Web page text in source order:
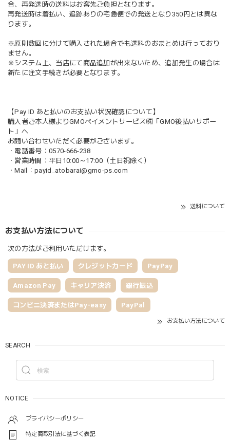
合、再発送時の送料はお客先ご負担となります。
再発送時は着払い、追跡ありの宅急便での発送となり350円とは異な
ります。
※原則数回に分けて購入された場合でも送料のおまとめは行っており
ません。
※システム上、当店にて商品追加が出来ないため、追加発生の場合は
新たに注文手続きが必要となります。
【Pay ID あと払いのお支払い状況確認について】
購入者ご本人様よりGMOペイメントサービス㈱「GMO後払いサポー
ト」へ
お問い合わせいただく必要がございます。
・電話番号：0570-666-238
・営業時間：平日10:00～17:00（土日祝除く）
・Mail： payid_atobarai@gmo-ps.com
送料について
お支払い方法について
次の方法がご利用いただけます。
PAY ID あと払い クレジットカード PayPay
Amazon Pay キャリア決済 銀行振込
コンビニ決済またはPay-easy PayPal
お支払い方法について
SEARCH
NOTICE
プライバシーポリシー
特定商取引法に基づく表記